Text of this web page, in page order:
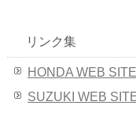
リンク集
HONDA WEB SITE
SUZUKI WEB